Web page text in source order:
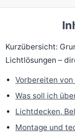
Kurzübersicht:
Lichtlösungen –
Vorbereiten von
Was soll ich
Lichtdecken,
Montage und